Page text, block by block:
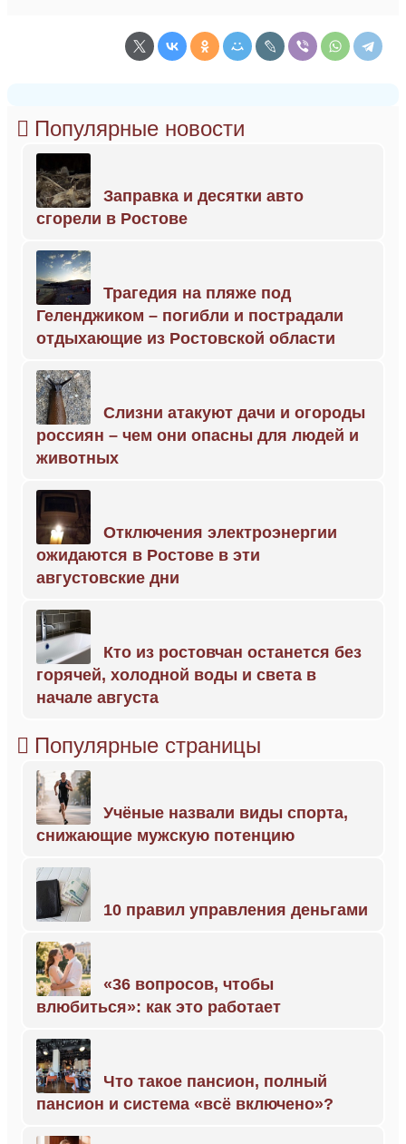
Популярные новости
Заправка и десятки авто
сгорели в Ростове
Трагедия на пляже под
Геленджиком – погибли и пострадали
отдыхающие из Ростовской области
Слизни атакуют дачи и огороды
россиян – чем они опасны для людей и
животных
Отключения электроэнергии
ожидаются в Ростове в эти
августовские дни
Кто из ростовчан останется без
горячей, холодной воды и света в
начале августа
Популярные страницы
Учёные назвали виды спорта,
снижающие мужскую потенцию
10 правил управления деньгами
«36 вопросов, чтобы
влюбиться»: как это работает
Что такое пансион, полный
пансион и система «всё включено»?